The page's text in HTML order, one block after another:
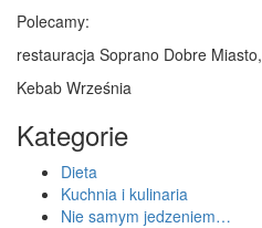
Polecamy:
restauracja Soprano Dobre Miasto,
Kebab Września
Kategorie
Dieta
Kuchnia i kulinaria
Nie samym jedzeniem…